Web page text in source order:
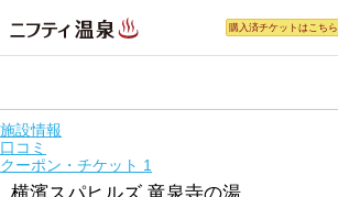
購入済チケットはこちら
施設情報
口コミ
クーポン・チケット 1